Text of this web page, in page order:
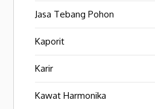
Jasa Tebang Pohon
Kaporit
Karir
Kawat Harmonika